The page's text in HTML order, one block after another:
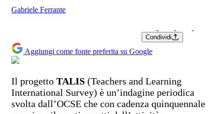
Gabriele Ferrante
Condividi
Aggiungi come fonte preferita su Google
Il progetto TALIS (Teachers and Learning
International Survey) è un’indagine periodica
svolta dall’OCSE che con cadenza quinquennale